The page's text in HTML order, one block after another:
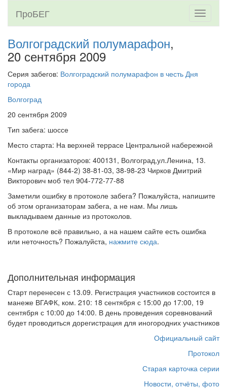
Toggle
ПроБЕГ
Волгоградский полумарафон,
20 сентября 2009
Серия забегов: Волгоградский полумарафон в честь Дня
города
Волгоград
20 сентября 2009
Тип забега: шоссе
Место старта: На верхней террасе Центральной набережной
Контакты организаторов: 400131, Волгоград,ул.Ленина, 13.
«Мир наград» (844-2) 38-81-03, 38-98-23 Чирков Дмитрий
Викторович моб тел 904-772-77-88
Заметили ошибку в протоколе забега? Пожалуйста, напишите
об этом организаторам забега, а не нам. Мы лишь
выкладываем данные из протоколов.
В протоколе всё правильно, а на нашем сайте есть ошибка
или неточность? Пожалуйста, нажмите сюда.
Дополнительная информация
Старт перенесен с 13.09. Регистрация участников состоится в
манеже ВГАФК, ком. 210: 18 сентября с 15:00 до 17:00, 19
сентября с 10:00 до 14:00. В день проведения соревнований
будет проводиться дорегистрация для иногородних участников
Официальный сайт
Протокол
Старая карточка серии
Новости, отчёты, фото